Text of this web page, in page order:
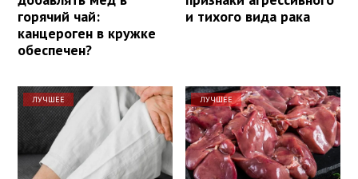
горячий чай:
канцероген в кружке
обеспечен?
и тихого вида рака
ЛУЧШЕЕ ЛУЧШЕЕ